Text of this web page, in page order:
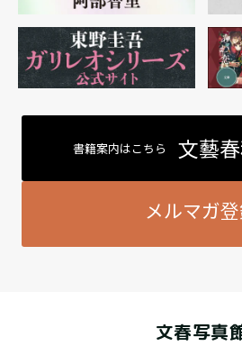
書籍案内はこちら 文藝
メルマガ
文春写真